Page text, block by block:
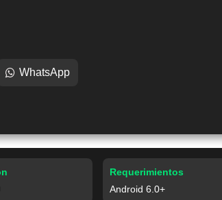
WhatsApp
Requerimientos
Android 6.0+